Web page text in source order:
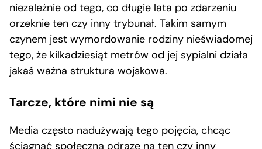
niezależnie od tego, co długie lata po zdarzeniu
orzeknie ten czy inny trybunał. Takim samym
czynem jest wymordowanie rodziny nieświadomej
tego, że kilkadziesiąt metrów od jej sypialni działa
jakaś ważna struktura wojskowa.
Tarcze, które nimi nie są
Media często nadużywają tego pojęcia, chcąc